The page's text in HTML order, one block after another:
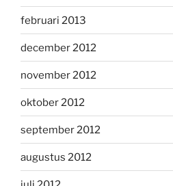
februari 2013
december 2012
november 2012
oktober 2012
september 2012
augustus 2012